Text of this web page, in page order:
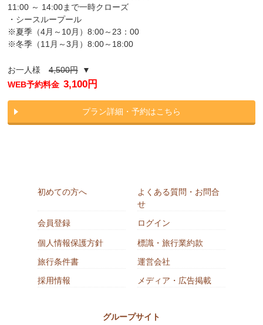
11:00 ～ 14:00まで一時クローズ
・シースループール
※夏季（4月～10月）8:00～23：00
※冬季（11月～3月）8:00～18:00
お一人様4,500円▼
WEB予約料金 3,100円
プラン詳細・予約はこちら
初めての方へ
よくある質問・お問合
せ
会員登録
ログイン
個人情報保護方針
標識・旅行業約款
旅行条件書
運営会社
採用情報
メディア・広告掲載
グループサイト